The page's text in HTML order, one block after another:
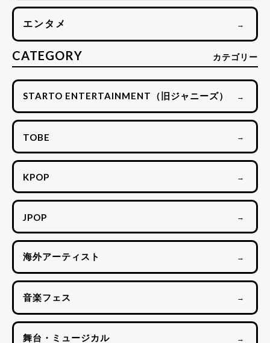
エンタメ →
CATEGORY カテゴリー
STARTO ENTERTAINMENT（旧ジャニーズ） →
TOBE →
KPOP →
JPOP →
海外アーティスト →
音楽フェス →
舞台・ミュージカル →